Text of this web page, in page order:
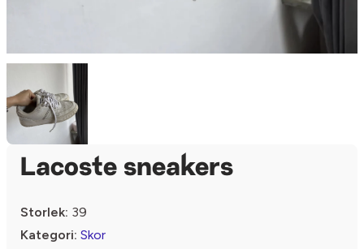
Lacoste sneakers
Storlek: 39
Kategori: Skor